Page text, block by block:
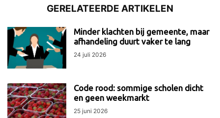
GERELATEERDE ARTIKELEN
Minder klachten bij gemeente, maar
afhandeling duurt vaker te lang
24 juli 2026
Code rood: sommige scholen dicht
en geen weekmarkt
25 juni 2026